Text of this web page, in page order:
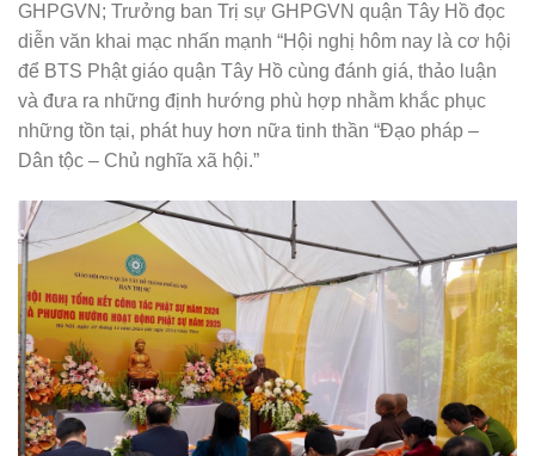
GHPGVN; Trưởng ban Trị sự GHPGVN quận Tây Hồ đọc
diễn văn khai mạc nhấn mạnh “Hội nghị hôm nay là cơ hội
để BTS Phật giáo quận Tây Hồ cùng đánh giá, thảo luận
và đưa ra những định hướng phù hợp nhằm khắc phục
những tồn tại, phát huy hơn nữa tinh thần “Đạo pháp –
Dân tộc – Chủ nghĩa xã hội.”